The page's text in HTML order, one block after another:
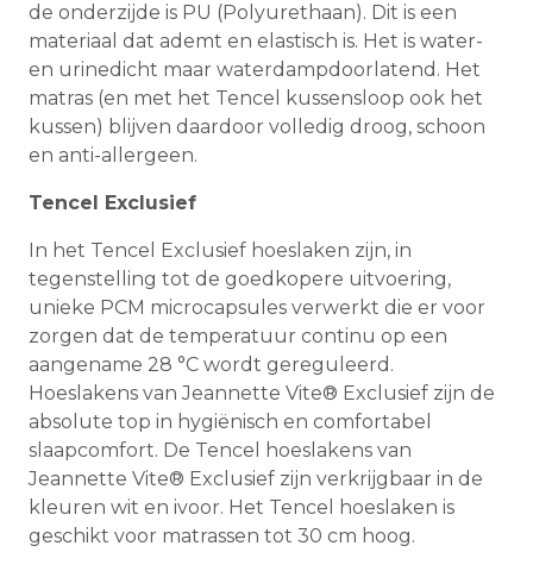
de onderzijde is PU (Polyurethaan). Dit is een
materiaal dat ademt en elastisch is. Het is water-
en urinedicht maar waterdampdoorlatend. Het
matras (en met het Tencel kussensloop ook het
kussen) blijven daardoor volledig droog, schoon
en anti-allergeen.
Tencel Exclusief
In het Tencel Exclusief hoeslaken zijn, in
tegenstelling tot de goedkopere uitvoering,
unieke PCM microcapsules verwerkt die er voor
zorgen dat de temperatuur continu op een
aangename 28 °C wordt gereguleerd.
Hoeslakens van Jeannette Vite® Exclusief zijn de
absolute top in hygiënisch en comfortabel
slaapcomfort. De Tencel hoeslakens van
Jeannette Vite® Exclusief zijn verkrijgbaar in de
kleuren wit en ivoor. Het Tencel hoeslaken is
geschikt voor matrassen tot 30 cm hoog.